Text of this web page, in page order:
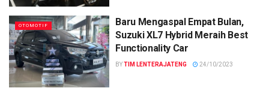
OTOMOTIF
Baru Mengaspal Empat Bulan,
Suzuki XL7 Hybrid Meraih Best
Functionality Car
BYTIM LENTERAJATENG 24/10/2023